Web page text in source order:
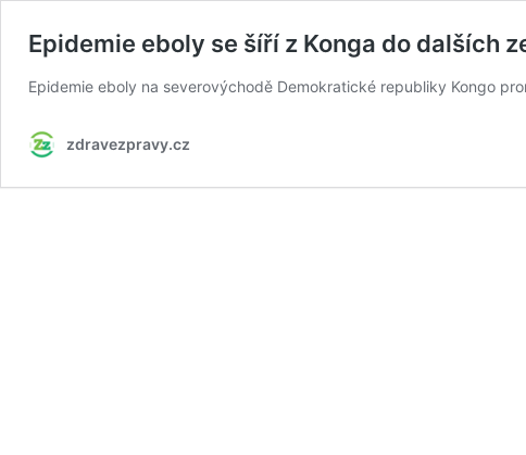
Epidemie eboly se šíří z Konga do dalších
Epidemie eboly na severovýchodě Demokratické republiky Kongo
zdravezpravy.cz